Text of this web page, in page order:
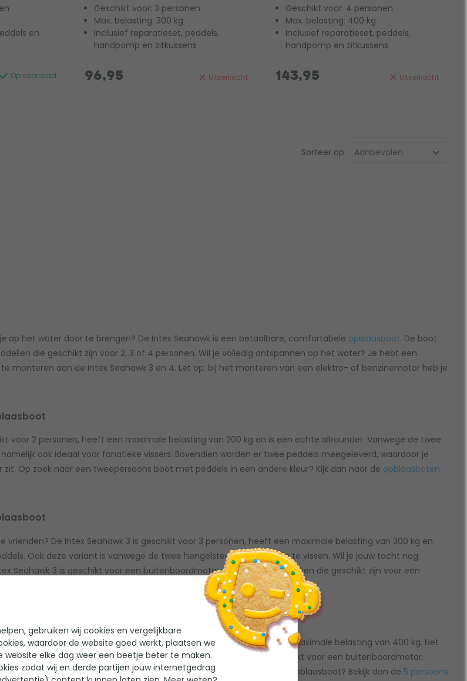
en
Op voorraad
Geschikt voor: 3 personen
Max. belasting: 300 kg
Inclusief reparatieset, peddels,
handpomp en zitkussens
Uitverkocht
96,95
Geschikt voor: 4 personen
Max. belasting: 400 kg
Inclusief reparatieset, peddels,
handpomp en zitkussens
Uitverkocht
143,95
Sorteer op
op het water door te brengen? De Intex Seahawk is een betaalbare, comfortabele opblaasboot. De boot
die geschikt zijn voor 2, 3 of 4 personen. Wil je volledig ontspannen op het water? Je hebt een
monteren aan de Intex Seahawk 3 en 4. Let op: bij het monteren van een elektro- of benzinemotor heb je
voor 2 personen, heeft een maximale belasting van 200 kg en is een echte allrounder. Vanwege de twee
ook ideaal voor fanatieke vissers. Bovendien worden er twee peddels meegeleverd, waardoor je
Op zoek naar een tweepersoons boot met peddels in een andere kleur? Kijk dan naar de opblaasboten
vrienden? De Intex Seahawk 3 is geschikt voor 3 personen, heeft een maximale belasting van 300 kg en
Ook deze variant is vanwege de twee hengelsteunen ideaal om te vissen. Wil je jouw tocht nog
Seahawk 3 is geschikt voor een buitenboordmotor. Alle modellen bekijken die geschikt zijn voor een
varen? De Intex Seahawk 4 is geschikt voor 4 personen en heeft een maximale belasting van 400 kg. Net
beschikt deze opblaasboot over twee hengelsteunen en is hij geschikt voor een buitenboordmotor.
model twee peddels meegeleverd. Toch op zoek naar een grotere opblaasboot? Bekijk dan de 5 persoons
gebruiken wij cookies en vergelijkbare
waardoor de website goed werkt, plaatsen we
website elke dag weer een beetje beter te maken.
zodat wij en derde partijen jouw internetgedrag